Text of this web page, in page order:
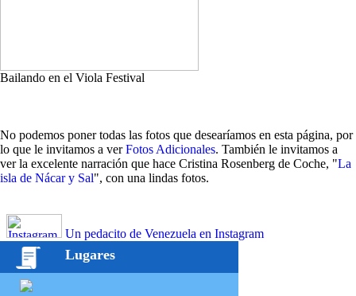
Bailando en el Viola Festival
No podemos poner todas las fotos que desearíamos en esta página, por
lo que le invitamos a verFotos Adicionales. También le invitamos a
ver la excelente narración que hace Cristina Rosenberg de Coche, "La
isla de Nácar y Sal", con una lindas fotos.
Un pedacito de Venezuela en Instagram
Lugares